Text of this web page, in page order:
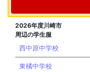
2026年度川崎市
周辺の学生服
西中原中学校
東橘中学校